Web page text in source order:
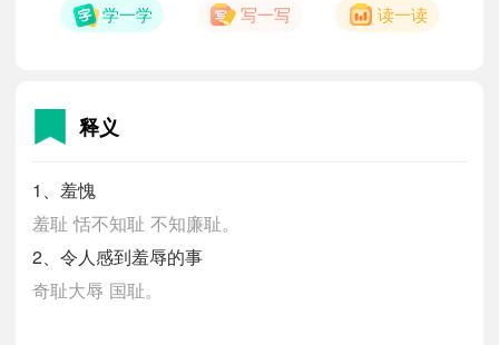
学一学 写一写 读一读
释义
1、羞愧
羞耻 恬不知耻 不知廉耻。
2、令人感到羞辱的事
奇耻大辱 国耻。